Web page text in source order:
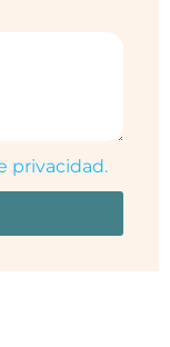
privacidad.